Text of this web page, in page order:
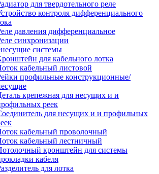
для твердотельного реле
контроля дифференциального
давления дифференциальное
синхронизации
системы
для кабельного лотка
кабельный листовой
профильные конструкционные/
крепежная для несущих и и
реек
для несущих и и профильных
кабельный проволочный
кабельный лестничный
кронштейн для системы
кабеля
для лотка